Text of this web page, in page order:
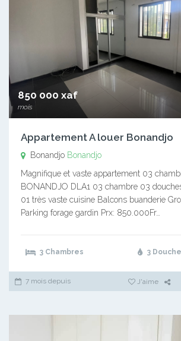
850 000 xaf
mois
Appartement A louer Bonandjo
Bonandjo Bonandjo
Magnifique et vaste appartement 03
BONANDJO DLA1 03 chambre 03
01 très vaste cuisine Balcons buanderie
Parking forage gardin Prx: 850.000Fr…
3 Chambres 3
7 mois depuis J'aime